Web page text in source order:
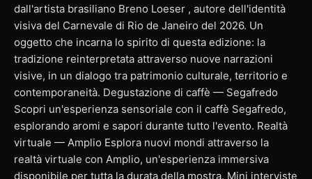
dall'artista brasiliano Breno Loeser , autore dell'identità
visiva del Carnevale di Rio de Janeiro del 2026. Un
oggetto che incarna lo spirito di questa edizione: la
tradizione reinterpretata attraverso nuove narrazioni
visive, in un dialogo tra patrimonio culturale, territorio e
contemporaneità. Degustazione di caffè — Segafredo
Scopri un'esperienza sensoriale con il caffè Segafredo,
esplorando aromi e sapori durante tutto l'evento. Realtà
virtuale — Amplio Esplora nuovi mondi attraverso la
realtà virtuale con Amplio, un'esperienza immersiva
disponibile per tutta la durata della mostra. Mini interviste